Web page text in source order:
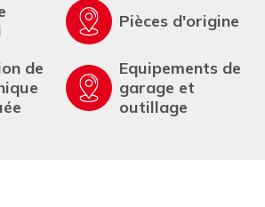
Pièces d'origine
de
Equipements de
garage et
outillage